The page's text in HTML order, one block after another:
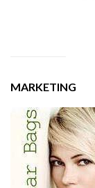
MARKETING